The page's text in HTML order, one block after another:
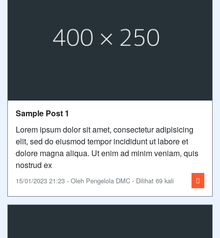
Sample Post 1
Lorem ipsum dolor sit amet, consectetur adipisicing
elit, sed do eiusmod tempor incididunt ut labore et
dolore magna aliqua. Ut enim ad minim veniam, quis
nostrud ex
15/01/2023 21:23 - Oleh Pengelola DMC - Dilihat 69 kali